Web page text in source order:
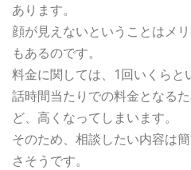
あります。
顔が見えないということはメ
もあるのです。
料金に関しては、1回いくらと
話時間当たりでの料金となる
ど、高くなってしまいます。
そのため、相談したい内容は
さそうです。